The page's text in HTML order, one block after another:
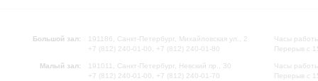
Большой зал:
191186, Санкт-Петербург, Михайловская ул., 2
+7 (812) 240-01-00, +7 (812) 240-01-80
Малый зал:
191011, Санкт-Петербург, Невский пр., 30
+7 (812) 240-01-00, +7 (812) 240-01-70
Часы
Перерыв с
Часы
Перерыв с